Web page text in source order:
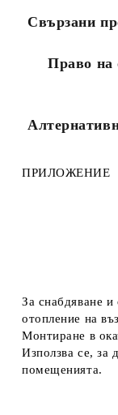
Свързани
Право на
ПРИЛОЖЕНИЕ
За снабдяване
отопление на
Монтиране в
Използва се, за
помещенията.